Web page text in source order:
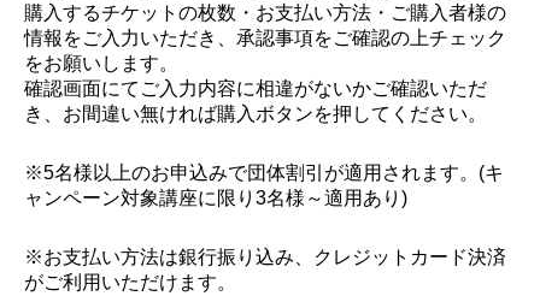
購入するチケットの枚数・お支払い方法・ご購入者様の
情報をご入力いただき、承認事項をご確認の上チェック
をお願いします。
確認画面にてご入力内容に相違がないかご確認いただ
き、お間違い無ければ購入ボタンを押してください。
※5名様以上のお申込みで団体割引が適用されます。(キ
ャンペーン対象講座に限り3名様～適用あり)
※お支払い方法は銀行振り込み、クレジットカード決済
がご利用いただけます。